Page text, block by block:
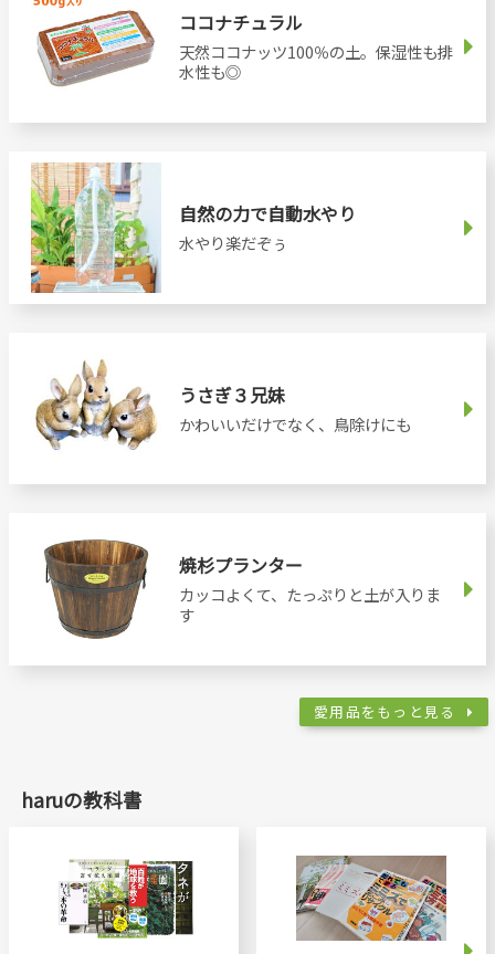
ココナチュラル
天然ココナッツ100％の土。保湿性も排
水性も◎
自然の力で自動水やり
水やり楽だぞぅ
うさぎ３兄妹
かわいいだけでなく、鳥除けにも
焼杉プランター
カッコよくて、たっぷりと土が入りま
す
愛用品をもっと見る
haruの教科書